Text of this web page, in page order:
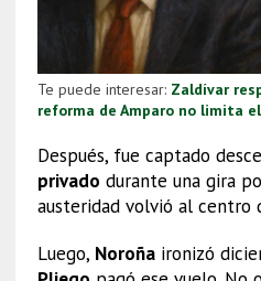
Te puede interesar: Zaldívar
reforma de Amparo no limita
Después, fue captado
privado durante una gira
austeridad volvió al centro
Luego, Noroñaironizó